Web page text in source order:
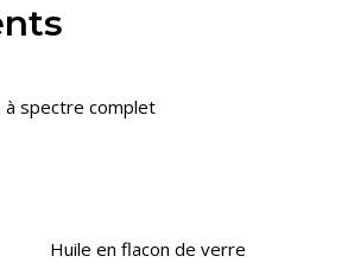
à spectre complet
Huile en flacon de verre